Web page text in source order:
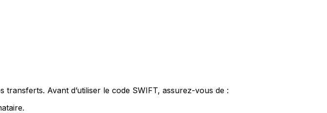
Avant d’utiliser le code SWIFT, assurez-vous de :